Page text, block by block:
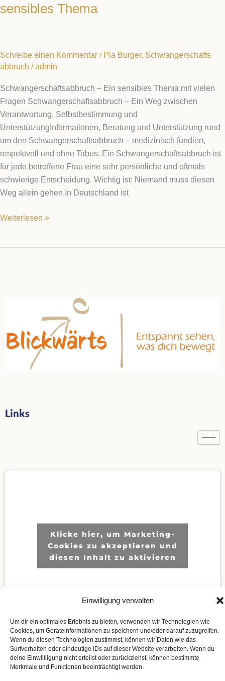
Einwilligung verwalten
Um dir ein optimales Erlebnis zu bieten, verwenden wir Technologien wie
Cookies, um Geräteinformationen zu speichern und/oder darauf zuzugreifen.
Wenn du diesen Technologien zustimmst, können wir Daten wie das
Surfverhalten oder eindeutige IDs auf dieser Website verarbeiten. Wenn du
deine Einwillligung nicht erteilst oder zurückziehst, können bestimmte
Merkmale und Funktionen beeinträchtigt werden.
sensibles Thema
Schreibe einen Kommentar / Pia Burger, Schwangerschafts
abbruch /admin
Schwangerschaftsabbruch – Ein sensibles Thema mit vielen
Fragen Schwangerschaftsabbruch – Ein Weg zwischen
Verantwortung, Selbstbestimmung und
UnterstützungInformationen, Beratung und Unterstützung rund
um den Schwangerschaftsabbruch – medizinisch fundiert,
respektvoll und ohne Tabus. Ein Schwangerschaftsabbruch ist
für jede betroffene Frau eine sehr persönliche und oftmals
schwierige Entscheidung. Wichtig ist: Niemand muss diesen
Weg allein gehen.In Deutschland ist
Weiterlesen »
Links
Klicke hier, um Marketing-
Cookies zu akzeptieren und
diesen Inhalt zu aktivieren